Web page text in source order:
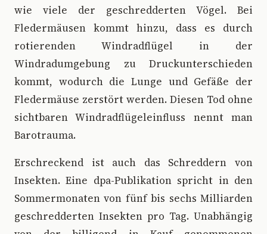
wie viele der geschredderten Vögel. Bei
Fledermäusen kommt hinzu, dass es durch
rotierenden Windradflügel in der
Windradumgebung zu Druckunterschieden
kommt, wodurch die Lunge und Gefäße der
Fledermäuse zerstört werden. Diesen Tod ohne
sichtbaren Windradflügeleinfluss nennt man
Barotrauma.
Erschreckend ist auch das Schreddern von
Insekten. Eine dpa-Publikation spricht in den
Sommermonaten von fünf bis sechs Milliarden
geschredderten Insekten pro Tag. Unabhängig